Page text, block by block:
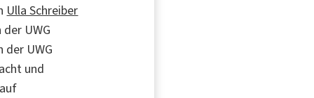
Ulla Schreiber
UWG
UWG
und